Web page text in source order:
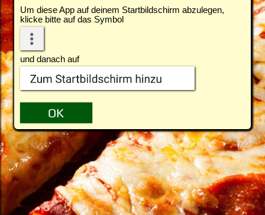
Um diese App auf deinem Startbildschirm abzulegen,
klicke bitte auf das Symbol
und danach auf